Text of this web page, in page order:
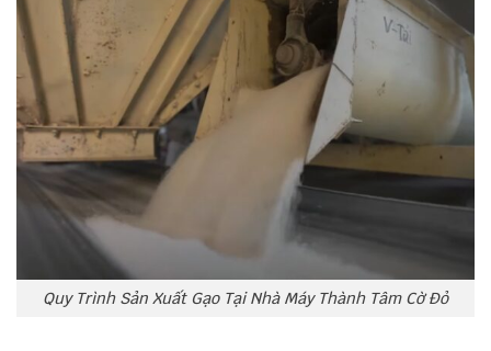
Quy Trình Sản Xuất Gạo Tại Nhà Máy Thành Tâm Cờ Đỏ